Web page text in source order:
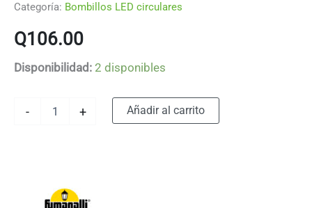
Categoría: Bombillos LED circulares
Q106.00
Disponibilidad: 2 disponibles
-
seleccionable
+ Añadir al carrito